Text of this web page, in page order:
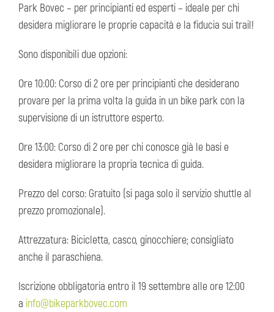
Park Bovec – per principianti ed esperti – ideale per chi
desidera migliorare le proprie capacità e la fiducia sui trail!
Sono disponibili due opzioni:
Ore 10:00: Corso di 2 ore per principianti che desiderano
provare per la prima volta la guida in un bike park con la
supervisione di un istruttore esperto.
Ore 13:00: Corso di 2 ore per chi conosce già le basi e
desidera migliorare la propria tecnica di guida.
Prezzo del corso: Gratuito (si paga solo il servizio shuttle al
prezzo promozionale).
Attrezzatura: Bicicletta, casco, ginocchiere; consigliato
anche il paraschiena.
Iscrizione obbligatoria entro il 19 settembre alle ore 12:00
a info@bikeparkbovec.com